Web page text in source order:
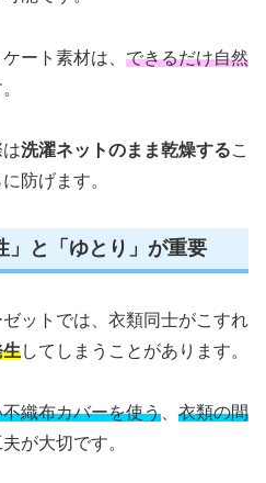
ート素材は、 できるだけ自然
洗濯ネットのまま乾燥するこ
防げます。
」と「ゆとり」が重要
ットでは、衣類同士がこすれ
生してしまうことがあります。
織布カバーを使う、 衣類の間
が大切です。